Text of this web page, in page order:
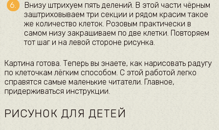
Внизу штрихуем пять делений. В этой части чёрным
заштриховываем три секции и рядом красим такое
же количество клеток. Розовым практически в
самом низу закрашиваем по две клетки. Повторяем
тот шаг и на левой стороне рисунка.
Картина готова. Теперь вы знаете, как нарисовать радугу
по клеточкам лёгким способом. С этой работой легко
справятся самые маленькие читатели. Главное,
придерживаться инструкции.
РИСУНОК ДЛЯ ДЕТЕЙ